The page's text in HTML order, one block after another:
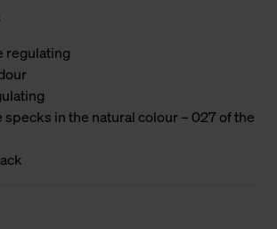
regulating
in the natural colour – 027 of the